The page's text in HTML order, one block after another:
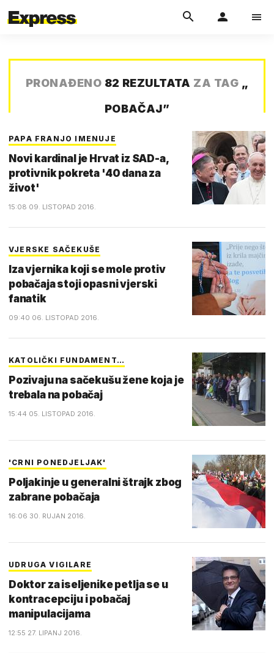
PRONAĐENO 82 REZULTATA ZA TAG „
POBAČAJ”
PAPA FRANJO IMENUJE
Novi kardinal je Hrvat iz SAD-a,
protivnik pokreta '40 dana za
život'
15:08 09. LISTOPAD 2016.
VJERSKE SAČEKUŠE
Iza vjernika koji se mole protiv
pobačaja stoji opasni vjerski
fanatik
09:40 06. LISTOPAD 2016.
KATOLIČKI FUNDAMENT…
Pozivaju na sačekušu žene koja je
trebala na pobačaj
15:44 05. LISTOPAD 2016.
'CRNI PONEDJELJAK'
Poljakinje u generalni štrajk zbog
zabrane pobačaja
16:06 30. RUJAN 2016.
UDRUGA VIGILARE
Doktor za iseljenike petlja se u
kontracepciju i pobačaj
manipulacijama
12:55 27. LIPANJ 2016.